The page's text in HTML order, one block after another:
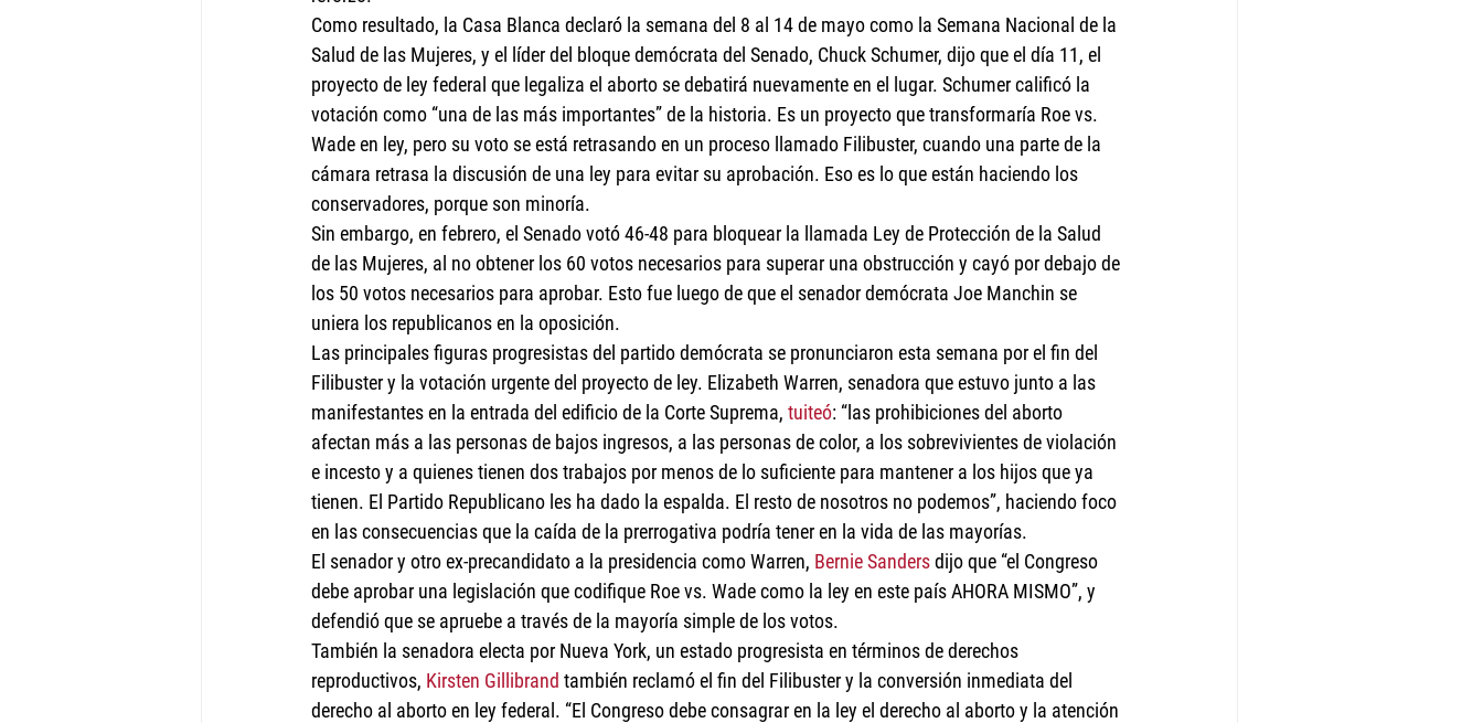
Como resultado, la Casa Blanca declaró la semana del 8 al 14 de mayo como la Semana Nacional de la
Salud de las Mujeres, y el líder del bloque demócrata del Senado, Chuck Schumer, dijo que el día 11, el
proyecto de ley federal que legaliza el aborto se debatirá nuevamente en el lugar. Schumer calificó la
votación como “una de las más importantes” de la historia. Es un proyecto que transformaría Roe vs.
Wade en ley, pero su voto se está retrasando en un proceso llamado Filibuster, cuando una parte de la
cámara retrasa la discusión de una ley para evitar su aprobación. Eso es lo que están haciendo los
conservadores, porque son minoría.
Sin embargo, en febrero, el Senado votó 46-48 para bloquear la llamada Ley de Protección de la Salud
de las Mujeres, al no obtener los 60 votos necesarios para superar una obstrucción y cayó por debajo de
los 50 votos necesarios para aprobar. Esto fue luego de que el senador demócrata Joe Manchin se
uniera los republicanos en la oposición.
Las principales figuras progresistas del partido demócrata se pronunciaron esta semana por el fin del
Filibuster y la votación urgente del proyecto de ley. Elizabeth Warren, senadora que estuvo junto a las
manifestantes en la entrada del edificio de la Corte Suprema, tuiteó: “las prohibiciones del aborto
afectan más a las personas de bajos ingresos, a las personas de color, a los sobrevivientes de violación
e incesto y a quienes tienen dos trabajos por menos de lo suficiente para mantener a los hijos que ya
tienen. El Partido Republicano les ha dado la espalda. El resto de nosotros no podemos”, haciendo foco
en las consecuencias que la caída de la prerrogativa podría tener en la vida de las mayorías.
El senador y otro ex-precandidato a la presidencia como Warren, Bernie Sanders dijo que “el Congreso
debe aprobar una legislación que codifique Roe vs. Wade como la ley en este país AHORA MISMO”, y
defendió que se apruebe a través de la mayoría simple de los votos.
También la senadora electa por Nueva York, un estado progresista en términos de derechos
reproductivos, Kirsten Gillibrand también reclamó el fin del Filibuster y la conversión inmediata del
derecho al aborto en ley federal. “El Congreso debe consagrar en la ley el derecho al aborto y la atención